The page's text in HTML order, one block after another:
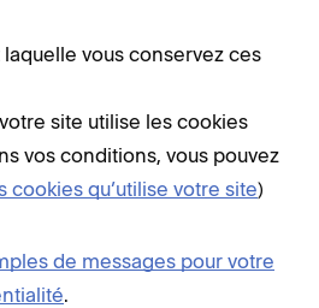
vous conservez ces
site utilise les cookies
vos conditions, vous pouvez
cookies qu’utilise votre site)
de messages pour votre
.